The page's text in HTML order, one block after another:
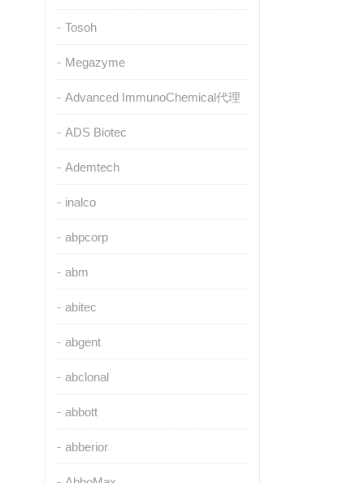
Tosoh
Megazyme
Advanced ImmunoChemical代理
ADS Biotec
Ademtech
inalco
abpcorp
abm
abitec
abgent
abclonal
abbott
abberior